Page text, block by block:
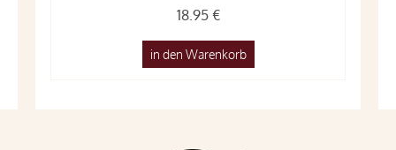
18.95 €
in den Warenkorb